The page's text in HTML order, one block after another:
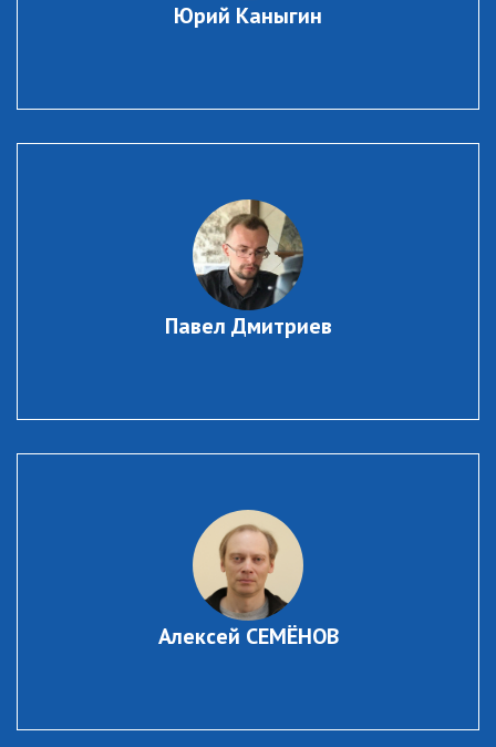
Юрий Каныгин
Павел Дмитриев
Алексей СЕМЁНОВ